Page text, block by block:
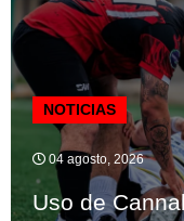
NOTICIAS
04 agosto, 2026
Uso de